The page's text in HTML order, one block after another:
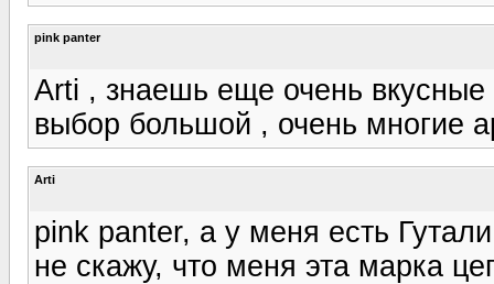
pink panter
Arti , знаешь еще очень вкусные
выбор большой , очень многие
Arti
pink panter, а у меня есть
не скажу, что меня эта марка